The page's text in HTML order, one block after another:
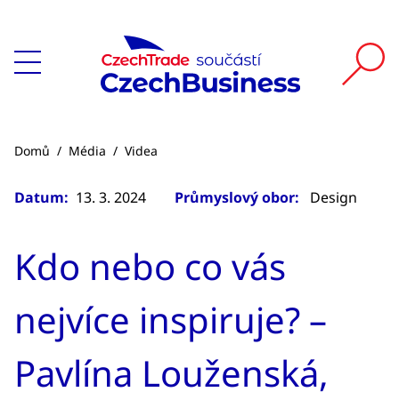
Domů / Média / Videa
Datum: 13. 3. 2024 Průmyslový obor: Design
Kdo nebo co vás
nejvíce inspiruje? –
Pavlína Louženská,